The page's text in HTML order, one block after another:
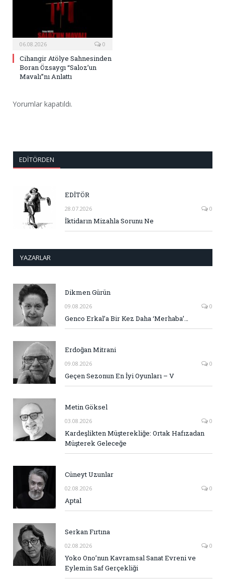
06.08.2026 0
Cihangir Atölye Sahnesinden
Boran Özsaygı “Saloz’un
Mavalı”nı Anlattı
Yorumlar kapatıldı.
EDITÖRDEN
EDİTÖR
28.07.2026 0
İktidarın Mizahla Sorunu Ne
YAZARLAR
Dikmen Gürün
09.08.2026 0
Genco Erkal’a Bir Kez Daha ‘Merhaba’…
Erdoğan Mitrani
09.08.2026 0
Geçen Sezonun En İyi Oyunları – V
Metin Göksel
03.08.2026 0
Kardeşlikten Müşterekliğe: Ortak Hafızadan
Müşterek Geleceğe
Cüneyt Uzunlar
02.08.2026 0
Aptal
Serkan Fırtına
02.08.2026 0
Yoko Ono’nun Kavramsal Sanat Evreni ve
Eylemin Saf Gerçekliği